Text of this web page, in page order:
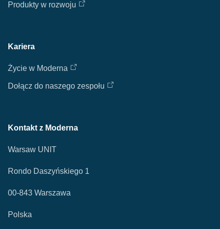
Produkty w rozwoju
Kariera
Życie w Moderna
Dołącz do naszego zespołu
Kontakt z Moderna
Warsaw UNIT
Rondo Daszyńskiego 1
00-843 Warszawa
Polska